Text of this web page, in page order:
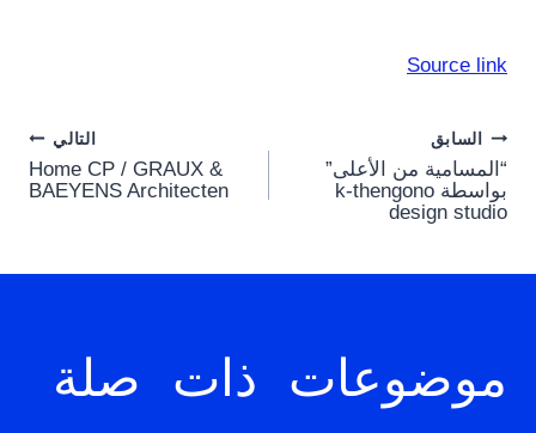
Source link
Post
navigation
السابق
“المسامية من الأعلى”
بواسطة k-thengono
design studio
التالي
Home CP / GRAUX &
BAEYENS Architecten
موضوعات ذات صلة